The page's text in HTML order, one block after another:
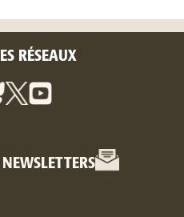
RÉSEAUX